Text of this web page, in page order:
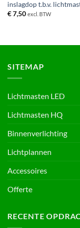
inslagdop t.b.v.
€7,50 excl. BTW
SITEMAP
Lichtmasten LED
Lichtmasten HQ
Binnenverlichting
Lichtplannen
Accessoires
Offerte
RECENTE